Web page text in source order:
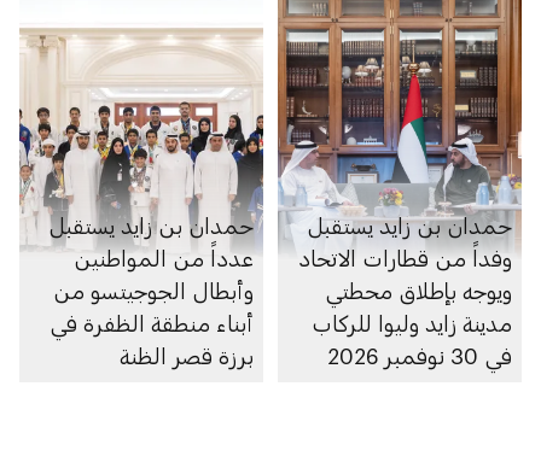
حمدان بن زايد يستقبل
وفداً من قطارات الاتحاد
ويوجه بإطلاق محطتي
مدينة زايد وليوا للركاب
في 30 نوفمبر 2026
حمدان بن زايد يستقبل
عدداً من المواطنين
وأبطال الجوجيتسو من
أبناء منطقة الظفرة في
برزة قصر الظنة